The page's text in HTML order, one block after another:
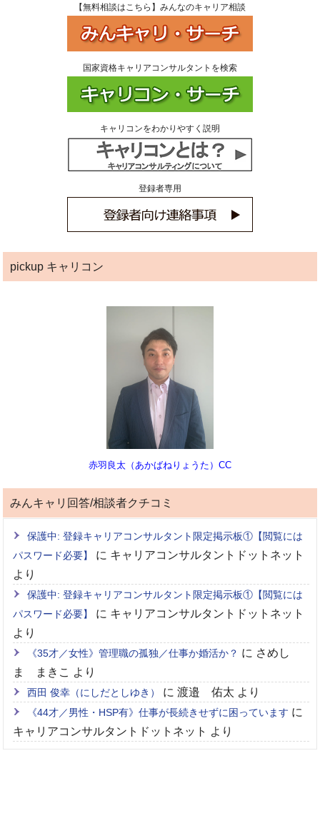
【無料相談はこちら】みんなのキャリア相談
国家資格キャリアコンサルタントを検索
キャリコンをわかりやすく説明
登録者専用
pickup キャリコン
赤羽良太（あかばねりょうた）CC
みんキャリ回答/相談者クチコミ
保護中: 登録キャリアコンサルタント限定掲示板①【閲覧には
パスワード必要】
に キャリアコンサルタントドットネット
より
保護中: 登録キャリアコンサルタント限定掲示板①【閲覧には
パスワード必要】
に キャリアコンサルタントドットネット
より
《35才／女性》管理職の孤独／仕事か婚活か？ に さめし
ま まきこ より
西田 俊幸（にしだとしゆき） に渡邉 佑太 より
《44才／男性・HSP有》仕事が長続きせずに困っています に
キャリアコンサルタントドットネット より